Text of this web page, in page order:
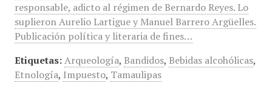
responsable, adicto al régimen de Bernardo Reyes. Lo
suplieron Aurelio Lartigue y Manuel Barrero Argüelles.
Publicación política y literaria de fines…
Etiquetas: Arqueología, Bandidos, Bebidas alcohólicas,
Etnología, Impuesto, Tamaulipas